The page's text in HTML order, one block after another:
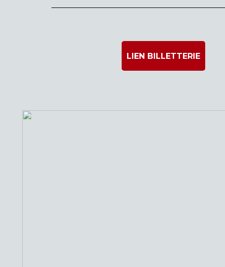
LIEN BILLETTERIE